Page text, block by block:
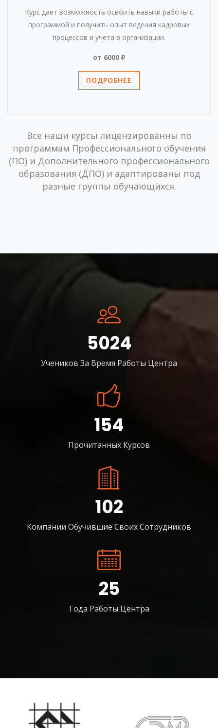
Курс дает возможность освоить навыки работы с
программой и получить опыт ведения кадровых
процессов и учета в организации.
от 6000 ₽
ПОДРОБНЕЕ
Все наши курсы лицензированны по
программам Профессионального обучения
(ПО) и Дополнительного профессионального
образования (ДПО) и адаптированы под
разные группы обучающихся.
5024
Учеников За Время Работы Центра
154
Прочитанных Курсов
102
Компании Обучившие Своих Сотрудников
25
Года Работы Центра